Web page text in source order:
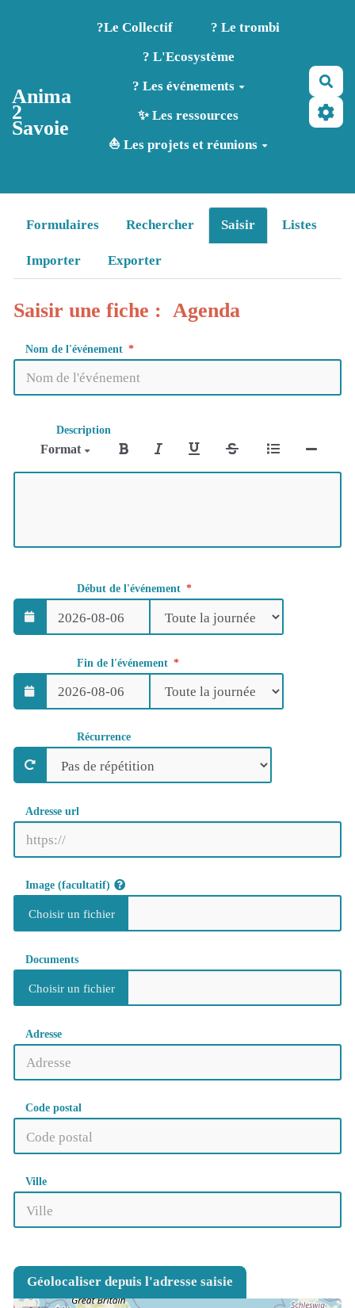
Aller au contenu principal
Anima
2
Savoie
?️Le Collectif
? Le trombi
? L'Ecosystème
? Les événements
✨ Les ressources
⛵ Les projets et réunions
Formulaires Rechercher Saisir Listes
Importer Exporter
Saisir une fiche : Agenda
Nom de l'événement
Description
Format
Début de l'événement
Fin de l'événement
Récurrence
Adresse url
Image (facultatif)
Documents
Adresse
Code postal
Ville
Géolocaliser depuis l'adresse saisie